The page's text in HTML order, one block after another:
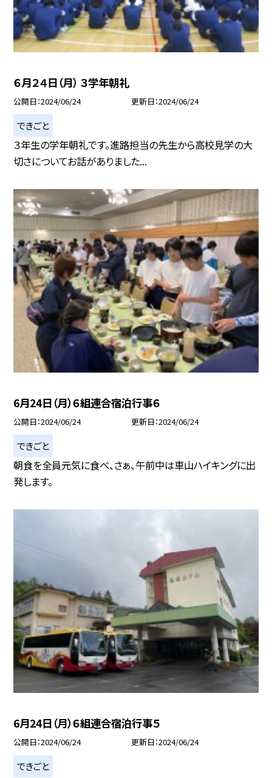
６月２４日（月） ３学年朝礼
公開日 2024/06/24 更新日 2024/06/24
できごと
３年生の学年朝礼です。進路担当の先生から高校見学の大
切さについてお話がありました...
6月24日（月）６組連合宿泊行事６
公開日 2024/06/24 更新日 2024/06/24
できごと
朝食を全員元気に食べ、さぁ、午前中は車山ハイキングに出
発します。
6月24日（月）６組連合宿泊行事５
公開日 2024/06/24 更新日 2024/06/24
できごと